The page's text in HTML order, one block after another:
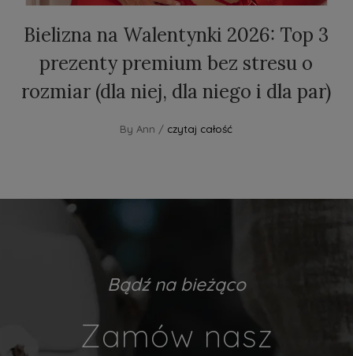
Bielizna na Walentynki 2026: Top 3
prezenty premium bez stresu o
rozmiar (dla niej, dla niego i dla par)
By Ann / czytaj całość
Bądź na bieżąco
Zamów nasz